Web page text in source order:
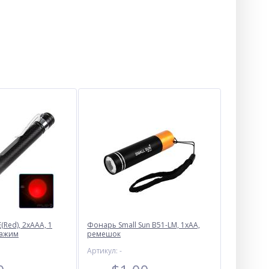
Кантер 200кг (100г)
Опт $
2хААА, 1
Фонарь Small Sun B51-LM, 1xAA,
ремешок
Артикул: -